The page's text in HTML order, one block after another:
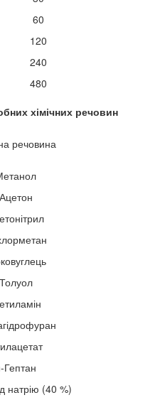
60
120
240
480
хімічних речовин
речовина
Ацетон
Толуол
Гептан
натрію (40 %)